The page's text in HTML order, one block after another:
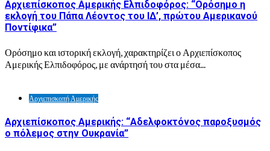
Αρχιεπίσκοπος Αμερικής Ελπιδοφόρος: “Ορόσημο η
εκλογή του Πάπα Λέοντος του ΙΔ’, πρώτου Αμερικανού
Ποντίφικα”
Ορόσημο και ιστορική εκλογή, χαρακτηρίζει ο Αρχιεπίσκοπος
Αμερικής Ελπιδοφόρος, με ανάρτησή του στα μέσα...
Αρχιεπισκοπή Αμερικής
Αρχιεπίσκοπος Αμερικής: “Αδελφοκτόνος παροξυσμός
ο πόλεμος στην Ουκρανία”